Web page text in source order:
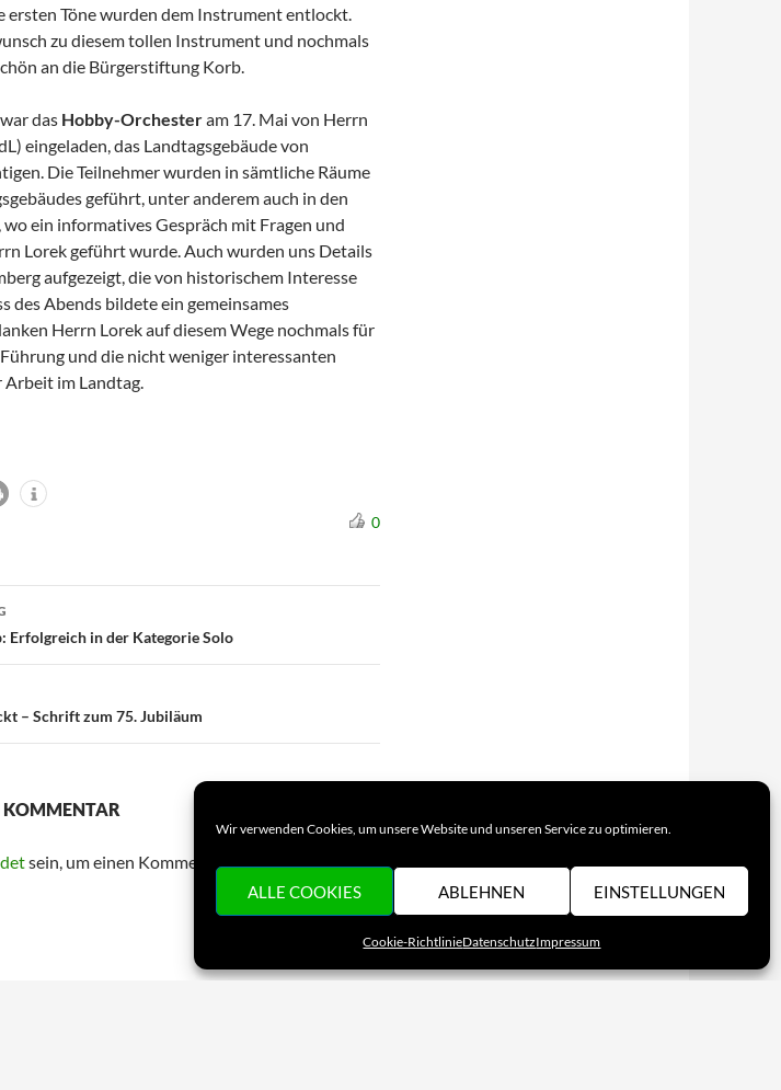
Wir verwenden Cookies, um unsere Website und unseren Service zu optimieren.
ALLE COOKIES ABLEHNEN EINSTELLUNGEN
Cookie-RichtlinieDatenschutzImpressum
ersten Töne wurden dem Instrument entlockt.
zu diesem tollen Instrument und nochmals
an die Bürgerstiftung Korb.
das Hobby-Orchesteram 17. Mai von Herrn
eingeladen, das Landtagsgebäude von
Die Teilnehmer wurden in sämtliche Räume
geführt, unter anderem auch in den
ein informatives Gespräch mit Fragen und
Lorek geführt wurde. Auch wurden uns Details
aufgezeigt, die von historischem Interesse
des Abends bildete ein gemeinsames
Herrn Lorek auf diesem Wege nochmals für
und die nicht weniger interessanten
Arbeit im Landtag.
0
Erfolgreich in der Kategorie Solo
– Schrift zum 75. Jubiläum
KOMMENTAR
sein, um einen Kommentar abzugeben.